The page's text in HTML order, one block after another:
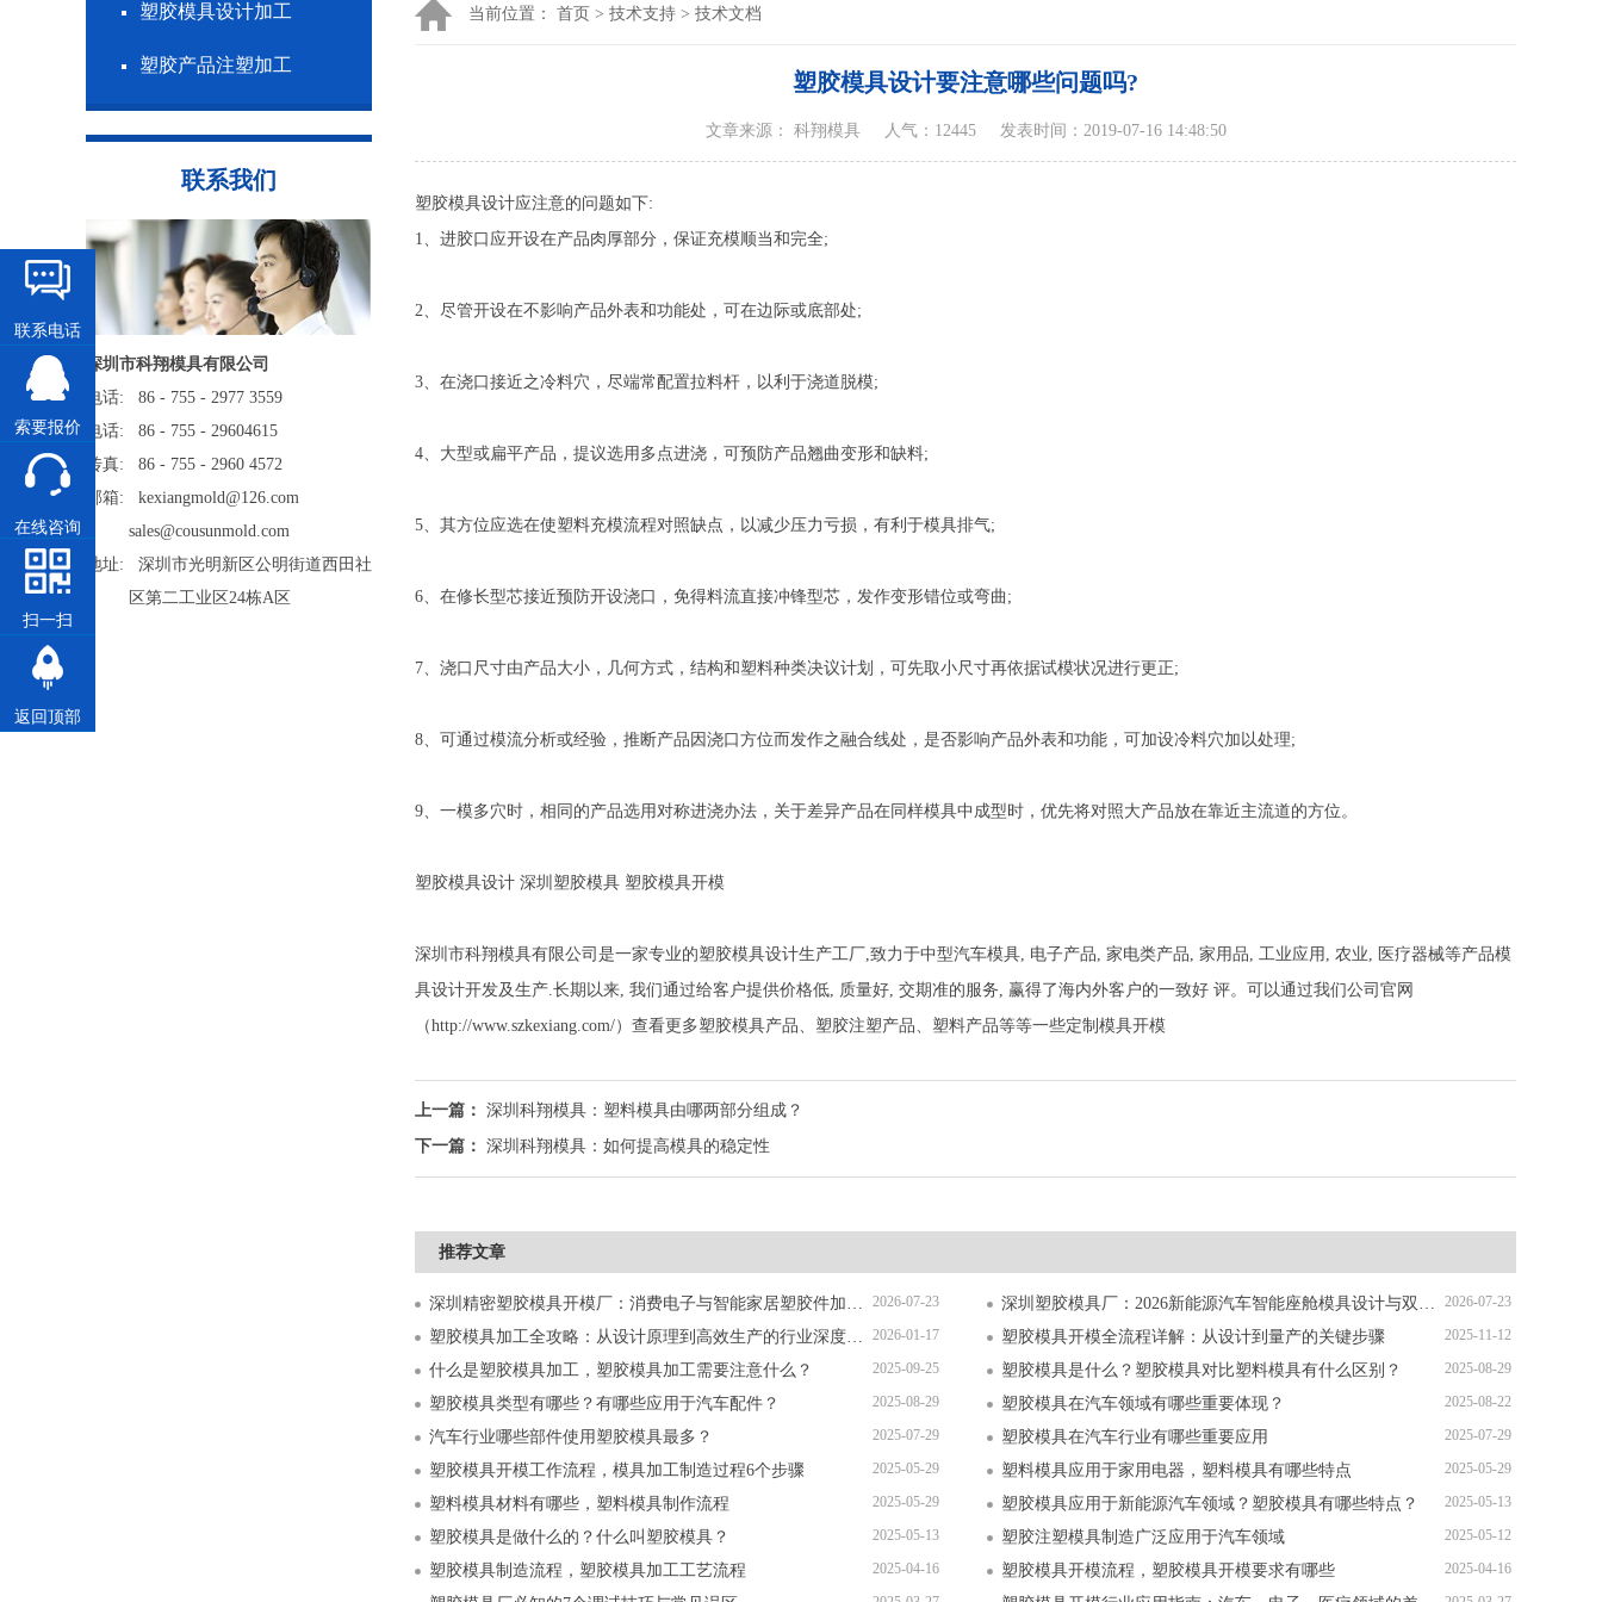
塑胶模具设计加工
塑胶产品注塑加工
联系我们
深圳市科翔模具有限公司
电话: 86 - 755 - 2977 3559
电话: 86 - 755 - 29604615
传真: 86 - 755 - 2960 4572
邮箱: kexiangmold@126.com
sales@cousunmold.com
地址: 深圳市光明新区公明街道西田社
区第二工业区24栋A区
当前位置： 首页 > 技术支持 > 技术文档
塑胶模具设计要注意哪些问题吗?
文章来源： 科翔模具 人气：12445 发表时间：2019-07-16 14:48:50
塑胶模具设计应注意的问题如下:
1、进胶口应开设在产品肉厚部分，保证充模顺当和完全;
2、尽管开设在不影响产品外表和功能处，可在边际或底部处;
3、在浇口接近之冷料穴，尽端常配置拉料杆，以利于浇道脱模;
4、大型或扁平产品，提议选用多点进浇，可预防产品翘曲变形和缺料;
5、其方位应选在使塑料充模流程对照缺点，以减少压力亏损，有利于模具排气;
6、在修长型芯接近预防开设浇口，免得料流直接冲锋型芯，发作变形错位或弯曲;
7、浇口尺寸由产品大小，几何方式，结构和塑料种类决议计划，可先取小尺寸再依据试模状况进行更正;
8、可通过模流分析或经验，推断产品因浇口方位而发作之融合线处，是否影响产品外表和功能，可加设冷料穴加以处理;
9、一模多穴时，相同的产品选用对称进浇办法，关于差异产品在同样模具中成型时，优先将对照大产品放在靠近主流道的方位。
塑胶模具设计 深圳塑胶模具 塑胶模具开模
深圳市科翔模具有限公司是一家专业的塑胶模具设计生产工厂,致力于中型汽车模具, 电子产品, 家电类产品, 家用品, 工业应用, 农业, 医疗器械等产品模
具设计开发及生产.长期以来, 我们通过给客户提供价格低, 质量好, 交期准的服务, 赢得了海内外客户的一致好 评。可以通过我们公司官网
（http://www.szkexiang.com/）查看更多塑胶模具产品、塑胶注塑产品、塑料产品等等一些定制模具开模
上一篇： 深圳科翔模具：塑料模具由哪两部分组成？
下一篇： 深圳科翔模具：如何提高模具的稳定性
推荐文章
2026-07-23
深圳精密塑胶模具开模厂：消费电子与智能家居塑胶件加工全解析 2026-07-23
深圳塑胶模具厂：2026新能源汽车智能座舱模具设计与双色注塑加工解析
2026-01-17
塑胶模具加工全攻略：从设计原理到高效生产的行业深度指南 2025-11-12
塑胶模具开模全流程详解：从设计到量产的关键步骤
2025-09-25
什么是塑胶模具加工，塑胶模具加工需要注意什么？ 2025-08-29
塑胶模具是什么？塑胶模具对比塑料模具有什么区别？
2025-08-29
塑胶模具类型有哪些？有哪些应用于汽车配件？ 2025-08-22
塑胶模具在汽车领域有哪些重要体现？
2025-07-29
汽车行业哪些部件使用塑胶模具最多？ 2025-07-29
塑胶模具在汽车行业有哪些重要应用
2025-05-29
塑胶模具开模工作流程，模具加工制造过程6个步骤 2025-05-29
塑料模具应用于家用电器，塑料模具有哪些特点
2025-05-29
塑料模具材料有哪些，塑料模具制作流程 2025-05-13
塑胶模具应用于新能源汽车领域？塑胶模具有哪些特点？
2025-05-13
塑胶模具是做什么的？什么叫塑胶模具？ 2025-05-12
塑胶注塑模具制造广泛应用于汽车领域
2025-04-16
塑胶模具制造流程，塑胶模具加工工艺流程 2025-04-16
塑胶模具开模流程，塑胶模具开模要求有哪些
联系电话
索要报价
在线咨询
扫一扫
返回顶部